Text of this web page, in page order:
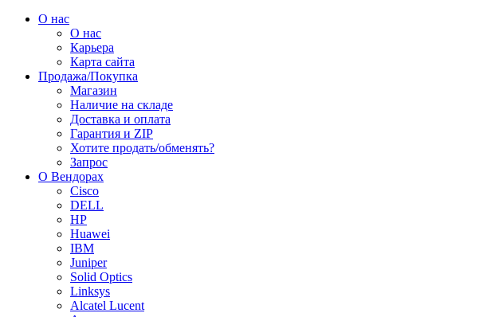
О нас
О нас
Карьера
Карта сайта
Продажа/Покупка
Магазин
Наличие на складе
Доставка и оплата
Гарантия и ZIP
Хотите продать/обменять?
Запрос
О Вендорах
Cisco
DELL
HP
Huawei
IBM
Juniper
Solid Optics
Linksys
Alcatel Lucent